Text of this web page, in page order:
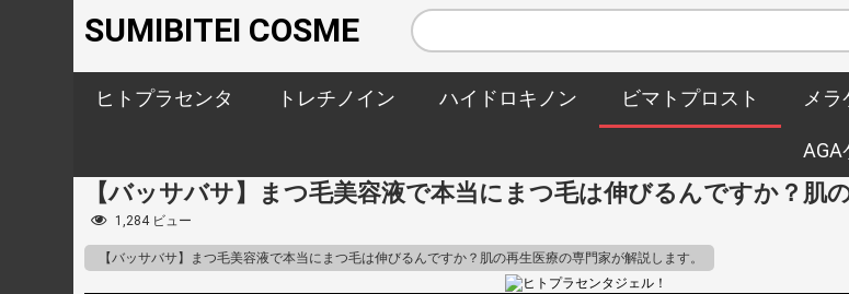
SUMIBITEI COSME
ヒトプラセンタ トレチノイン ハイドロキノン ビマトプロスト メラ
AGA
【バッサバサ】まつ毛美容液で本当にまつ毛は伸びるんですか？肌
1,284 ビュー
【バッサバサ】まつ毛美容液で本当にまつ毛は伸びるんですか？肌の再生医療の専門家が解説します。